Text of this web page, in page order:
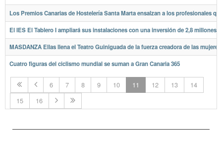
Los Premios Canarias de Hostelería Santa Marta ensalzan a los profesionales
El IES El Tablero I ampliará sus instalaciones con una inversión de 2,8 millones
MASDANZA Ellas llena el Teatro Guiniguada de la fuerza creadora de las mujeres
Cuatro figuras del ciclismo mundial se suman a Gran Canaria 365
6 7 8 9 10 11 12 13
14
15
16